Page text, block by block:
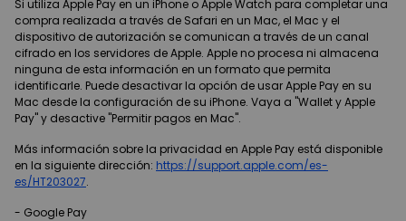
Si utiliza Apple Pay en un iPhone o Apple Watch para completar una
compra realizada a través de Safari en un Mac, el Mac y el
dispositivo de autorización se comunican a través de un canal
cifrado en los servidores de Apple. Apple no procesa ni almacena
ninguna de esta información en un formato que permita
identificarle. Puede desactivar la opción de usar Apple Pay en su
Mac desde la configuración de su iPhone. Vaya a "Wallet y Apple
Pay" y desactive "Permitir pagos en Mac".
Más información sobre la privacidad en Apple Pay está disponible
en la siguiente dirección: https://support.apple.com/es-
es/HT203027.
- Google Pay